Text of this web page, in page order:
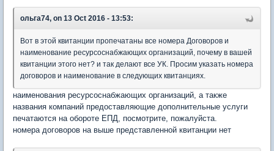
ольга74, on 13 Oct 2016 - 13:53:
Вот в этой квитанции пропечатаны все номера Договоров и
наименование ресурсоснабжающих организаций, почему в вашей
квитанции этого нет? и так делают все УК. Просим указать номера
договоров и наименование в следующих квитанциях.
наименования ресурсоснабжающих организаций, а также
названия компаний предоставляющие дополнительные услуги
печатаются на обороте ЕПД, посмотрите, пожалуйста.
номера договоров на выше представленной квитанции нет